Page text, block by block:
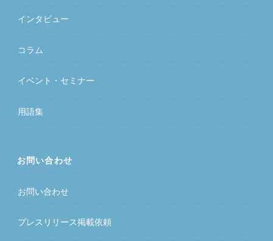
インタビュー
コラム
イベント・セミナー
用語集
お問い合わせ
お問い合わせ
プレスリリース掲載依頼